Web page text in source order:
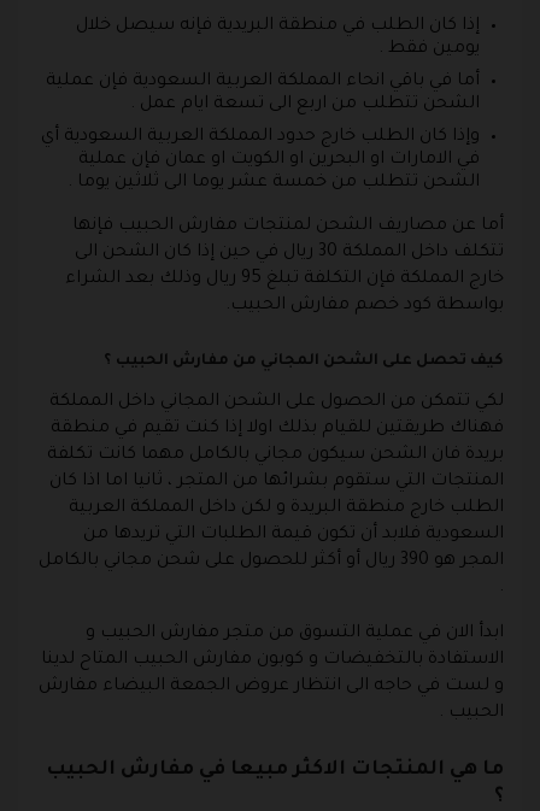
إذا كان الطلب في منطقة البريدية فإنه سيصل خلال
يومين فقط .
أما في باقي انحاء المملكة العربية السعودية فإن عملية
الشحن تتطلب من اربع الى تسعة ايام عمل .
وإذا كان الطلب خارج حدود المملكة العربية السعودية أي
في الامارات او البحرين او الكويت او عمان فإن عملية
الشحن تتطلب من خمسة عشر يوما الى ثلاثين يوما .
أما عن مصاريف الشحن لمنتجات مفارش الحبيب فإنها
تتكلف داخل المملكة 30 ريال في حين إذا كان الشحن الى
خارج المملكة فإن التكلفة تبلغ 95 ريال وذلك بعد الشراء
بواسطة كود خصم مفارش الحبيب.
كيف تحصل على الشحن المجاني من مفارش الحبيب ؟
لكي تتمكن من الحصول على الشحن المجاني داخل المملكة
فهناك طريقتين للقيام بذلك اولا إذا كنت تقيم في منطقة
بريدة فان الشحن سيكون مجاني بالكامل مهما كانت تكلفة
المنتجات التي ستقوم بشرائها من المتجر ، ثانيا اما اذا كان
الطلب خارج منطقة البريدة و لكن داخل المملكة العربية
السعودية فلابد أن تكون قيمة الطلبات التي تريدها من
المجر هو 390 ريال أو أكثر للحصول على شحن مجاني بالكامل
.
ابدأ الان في عملية التسوق من متجر مفارش الحبيب و
الاستفادة بالتخفيضات و كوبون مفارش الحبيب المتاح لدينا
و لست في حاجه الى انتظار عروض الجمعة البيضاء مفارش
الحبيب .
ما هي المنتجات الاكثر مبيعا في مفارش الحبيب
؟